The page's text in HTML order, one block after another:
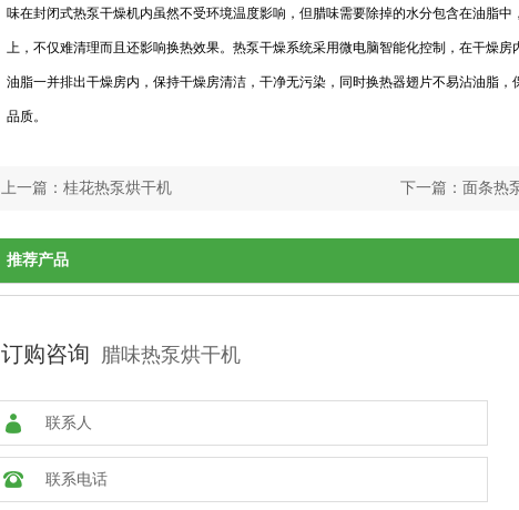
味在封闭式热泵干燥机内虽然不受环境温度影响，但腊味需要除掉的水分包含在油脂
上，不仅难清理而且还影响换热效果。热泵干燥系统采用微电脑智能化控制，在干燥
油脂一并排出干燥房内，保持干燥房清洁，干净无污染，同时换热器翅片不易沾油脂
品质。
下一篇： 面条热
上一篇： 桂花热泵烘干机
推荐产品
订购咨询 腊味热泵烘干机